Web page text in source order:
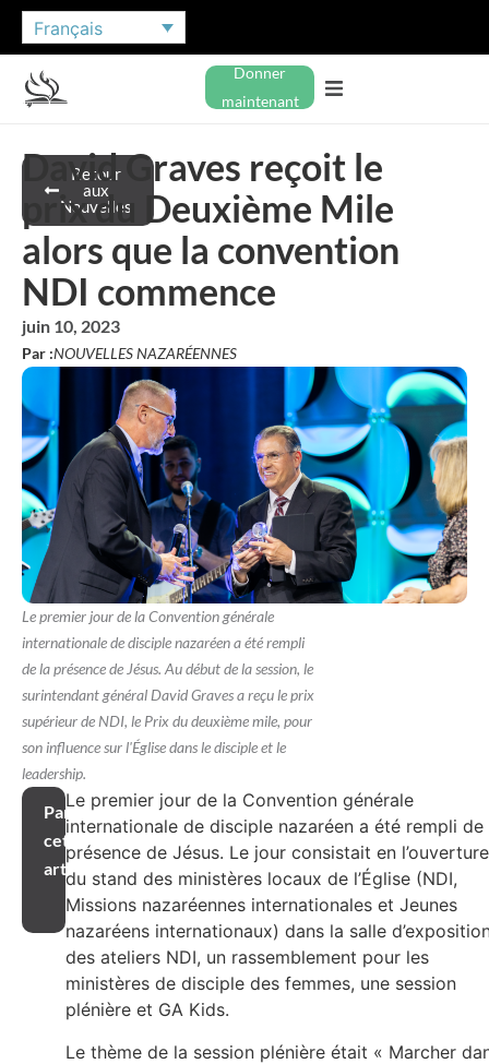
Français
Donner
maintenant
Retour
aux
Nouvelles
David Graves reçoit le
prix du Deuxième Mile
alors que la convention
NDI commence
juin 10, 2023
Par :NOUVELLES NAZARÉENNES
Le premier jour de la Convention générale
internationale de disciple nazaréen a été rempli
de la présence de Jésus. Au début de la session, le
surintendant général David Graves a reçu le prix
supérieur de NDI, le Prix du deuxième mile, pour
son influence sur l'Église dans le disciple et le
leadership.
Partager
cet
article
Le premier jour de la Convention générale
internationale de disciple nazaréen a été rempli de
présence de Jésus. Le jour consistait en l’ouverture
du stand des ministères locaux de l’Église (NDI,
Missions nazaréennes internationales et Jeunes
nazaréens internationaux) dans la salle
des ateliers NDI, un rassemblement pour les
ministères de disciple des femmes, une session
plénière et GA Kids.
Le thème de la session plénière était « Marcher